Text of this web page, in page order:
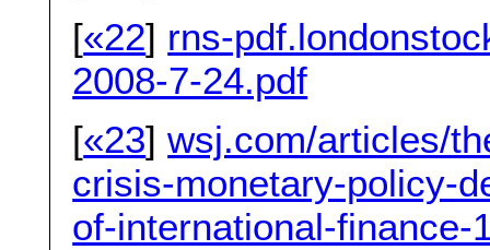
[«22] rns-
2008-7-24.pdf
[«23]wsj.com/articles/
crisis-monetary-policy-
of-international-finance-